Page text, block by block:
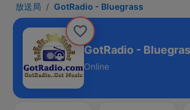
放送局 GotRadio - Bluegrass
GotRadio -
Online